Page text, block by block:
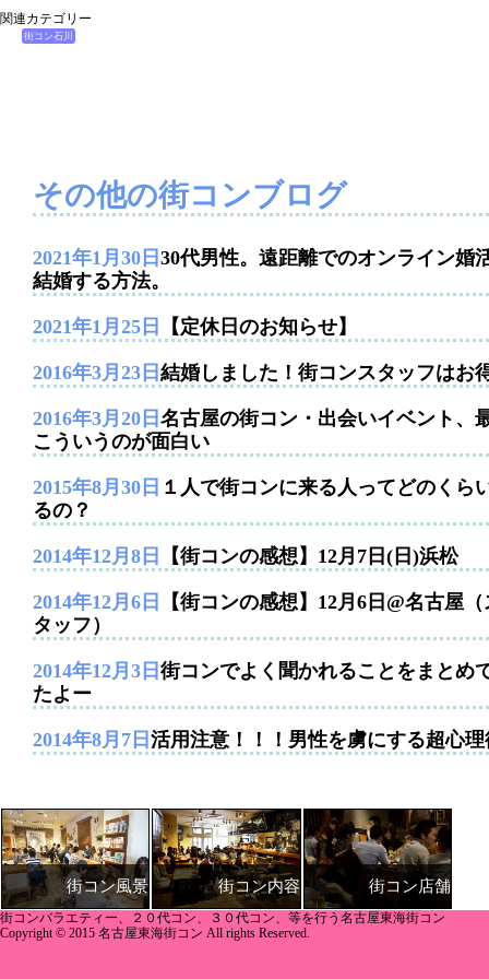
関連カテゴリー
街コン石川
その他の街コンブログ
2021年1月30日 30代男性。遠距離でのオンライン婚
結婚する方法。
2021年1月25日 【定休日のお知らせ】
2016年3月23日 結婚しました！街コンスタッフはお
2016年3月20日 名古屋の街コン・出会いイベント、
こういうのが面白い
2015年8月30日 １人で街コンに来る人ってどのくら
るの？
2014年12月8日 【街コンの感想】12月7日(日)浜松
2014年12月6日
【街コンの感想】12月6日@名古屋（
タッフ）
2014年12月3日 街コンでよく聞かれることをまとめ
たよー
2014年8月7日 活用注意！！！男性を虜にする超心理
街コン風景 街コン内容 街コン店舗
街コンバラエティー、２０代コン、３０代コン、等を行う名古屋東海街コン
Copyright © 2015 名古屋東海街コン All rights Reserved.